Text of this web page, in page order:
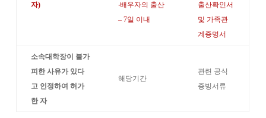
자)
‧배우자의 출산
–7일 이내
출산확인서
및 가족관
계증명서
소속대학장이 불가
피한 사유가 있다
고 인정하여 허가
한 자
해당기간
관련 공식
증빙서류